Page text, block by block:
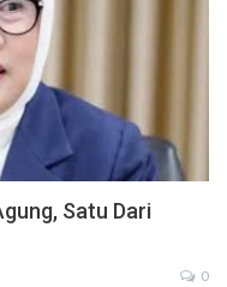
Satu Dari
0